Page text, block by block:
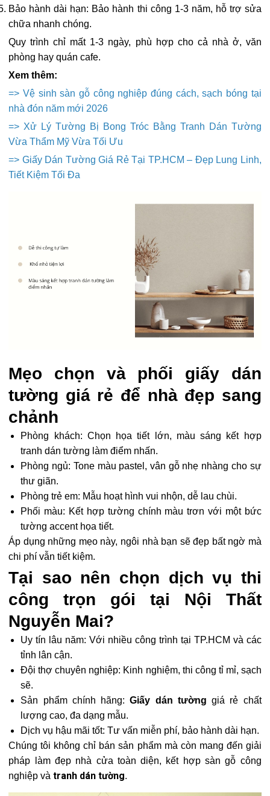
Bảo hành dài hạn: Bảo hành thi công 1-3 năm, hỗ trợ sửa
chữa nhanh chóng.
Quy trình chỉ mất 1-3 ngày, phù hợp cho cả nhà ở, văn
phòng hay quán cafe.
Xem thêm:
=>Vệ sinh sàn gỗ công nghiệp đúng cách, sạch bóng tại
nhà đón năm mới 2026
=> Xử Lý Tường Bị Bong Tróc Bằng Tranh Dán Tường
Vừa Thẩm Mỹ Vừa Tối Ưu
=> Giấy Dán Tường Giá Rẻ Tại TP.HCM – Đẹp Lung Linh,
Tiết Kiệm Tối Đa
Mẹo chọn và phối giấy dán
tường giá rẻ để nhà đẹp sang
chảnh
Phòng khách: Chọn họa tiết lớn, màu sáng kết hợp
tranh dán tường làm điểm nhấn.
Phòng ngủ: Tone màu pastel, vân gỗ nhẹ nhàng cho sự
thư giãn.
Phòng trẻ em: Mẫu hoạt hình vui nhộn, dễ lau chùi.
Phối màu: Kết hợp tường chính màu trơn với một bức
tường accent họa tiết.
Áp dụng những mẹo này, ngôi nhà bạn sẽ đẹp bất ngờ mà
chi phí vẫn tiết kiệm.
Tại sao nên chọn dịch vụ thi
công trọn gói tại Nội Thất
Nguyễn Mai?
Uy tín lâu năm: Với nhiều công trình tại TP.HCM và các
tỉnh lân cận.
Đội thợ chuyên nghiệp: Kinh nghiệm, thi công tỉ mỉ, sạch
sẽ.
Sản phẩm chính hãng:Giấy dán tường giá rẻ chất
lượng cao, đa dạng mẫu.
Dịch vụ hậu mãi tốt: Tư vấn miễn phí, bảo hành dài hạn.
Chúng tôi không chỉ bán sản phẩm mà còn mang đến giải
pháp làm đẹp nhà cửa toàn diện, kết hợp sàn gỗ công
nghiệp vàtranh dán tường.